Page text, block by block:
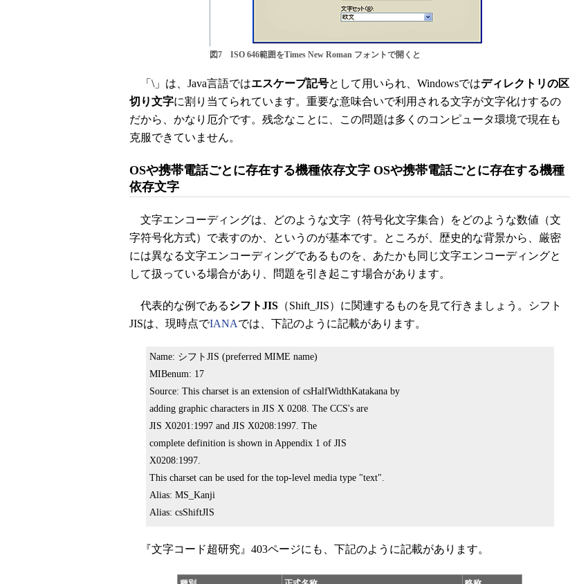
図7 ISO 646範囲をTimes New Roman フォントで開くと
「\」は、Java言語ではエスケープ記号として用いられ、Windowsではディレクトリの区
切り文字に割り当てられています。重要な意味合いで利用される文字が文字化けするの
だから、かなり厄介です。残念なことに、この問題は多くのコンピュータ環境で現在も
克服できていません。
OSや携帯電話ごとに存在する機種依存文字 OSや携帯電話ごとに存在する機種
依存文字
文字エンコーディングは、どのような文字（符号化文字集合）をどのような数値（文
字符号化方式）で表すのか、というのが基本です。ところが、歴史的な背景から、厳密
には異なる文字エンコーディングであるものを、あたかも同じ文字エンコーディングと
して扱っている場合があり、問題を引き起こす場合があります。
代表的な例であるシフトJIS （Shift_JIS）に関連するものを見て行きましょう。シフト
JISは、現時点でIANAでは、下記のように記載があります。
Name: シフトJIS (preferred MIME name)
MIBenum: 17
Source: This charset is an extension of csHalfWidthKatakana by
adding graphic characters in JIS X 0208. The CCS's are
JIS X0201:1997 and JIS X0208:1997. The
complete definition is shown in Appendix 1 of JIS
X0208:1997.
This charset can be used for the top-level media type "text".
Alias: MS_Kanji
Alias: csShiftJIS
『文字コード超研究』403ページにも、下記のように記載があります。